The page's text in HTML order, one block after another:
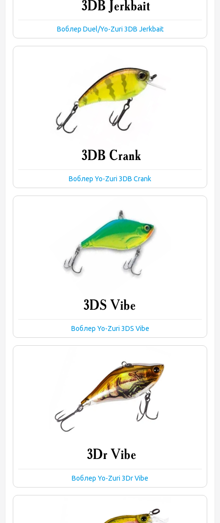
Воблер Duel/Yo-Zuri 3DB Jerkbait
Воблер Yo-Zuri 3DB Crank
Воблер Yo-Zuri 3DS Vibe
Воблер Yo-Zuri 3Dr Vibe